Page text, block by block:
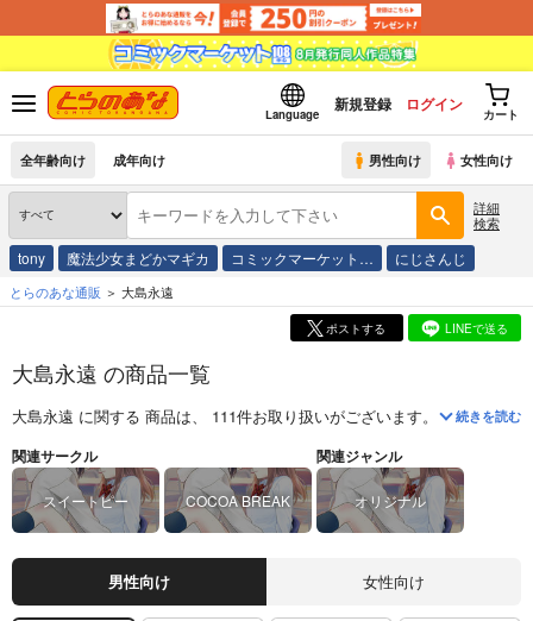
Language
新規登録 ログイン
カート
全年齢向け 成年向け 男性向け 女性向け
詳細
検索
tony 魔法少女まどかマギカ コミックマーケット… にじさんじ
とらのあな通販 大島永遠
ポストする LINEで送る
大島永遠 の商品一覧
大島永遠 に関する 商品は、 111件お取り扱いがございます。「きみがロ
続きを読む
関連サークル
スイートピー COCOA BREAK
関連ジャンル
オリジナル
男性向け 女性向け